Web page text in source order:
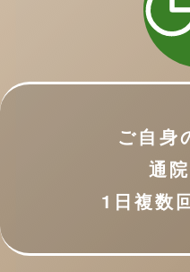
ご自身
通
1日複数